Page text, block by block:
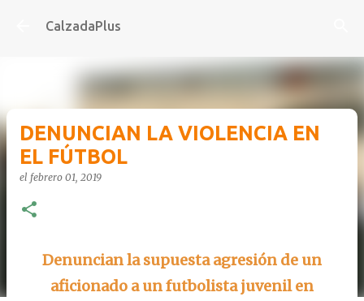
Ir al contenido principal
CalzadaPlus
DENUNCIAN LA VIOLENCIA EN
EL FÚTBOL
el febrero 01, 2019
Denuncian la supuesta agresión de un
aficionado a un futbolista juvenil en